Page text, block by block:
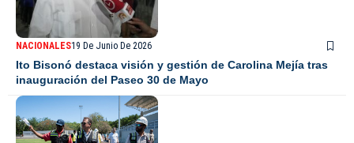
NACIONALES19 De Junio De 2026
Ito Bisonó destaca visión y gestión de Carolina Mejía tras
inauguración del Paseo 30 de Mayo